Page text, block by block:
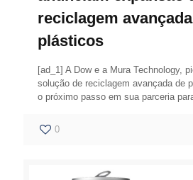
reciclagem
plásticos
[ad_1] A Dow e a Mura Technology,
solução de reciclagem avançada de
o próximo passo em sua parceria
0